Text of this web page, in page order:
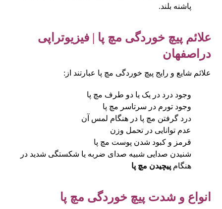
پاشنه بلند.
علائم پیچ خوردگی مچ پا |فیزیوتراپی
دراصفهان
علائم شایع و رایج پیچ خوردگی مچ پا عبارتند از:
وجود درد در یک یا دو طرف مچ پا
وجود تورم در سرتاسر مچ پا
درد گرفتن مچ پا در هنگام لمس آن
عدم توانایی در تحمل وزن
قرمز و کبود شدن پوست مچ پا
شنیدن صدایی شبیه صدای ضربه یا شکستگی شدید در
هنگامپیچیدن مچ پا
انواع و شدت پیچ خوردگی مچ پا